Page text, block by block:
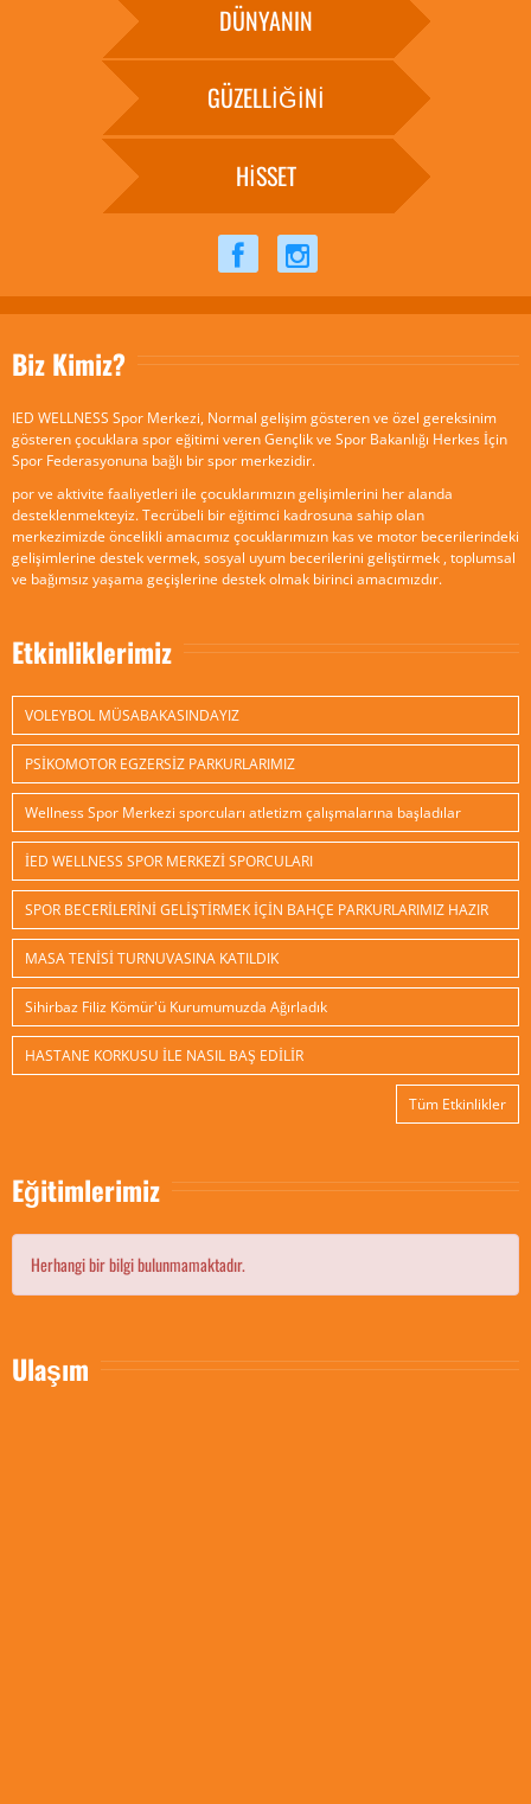
DÜNYANIN
GÜZELLİĞİNİ
HİSSET
Biz Kimiz?
IED WELLNESS Spor Merkezi, Normal gelişim gösteren ve özel gereksinim
gösteren çocuklara spor eğitimi veren Gençlik ve Spor Bakanlığı Herkes İçin
Spor Federasyonuna bağlı bir spor merkezidir.
por ve aktivite faaliyetleri ile çocuklarımızın gelişimlerini her alanda
desteklenmekteyiz. Tecrübeli bir eğitimci kadrosuna sahip olan
merkezimizde öncelikli amacımız çocuklarımızın kas ve motor becerilerindeki
gelişimlerine destek vermek, sosyal uyum becerilerini geliştirmek , toplumsal
ve bağımsız yaşama geçişlerine destek olmak birinci amacımızdır.
Etkinliklerimiz
VOLEYBOL MÜSABAKASINDAYIZ
PSİKOMOTOR EGZERSİZ PARKURLARIMIZ
Wellness Spor Merkezi sporcuları atletizm çalışmalarına başladılar
İED WELLNESS SPOR MERKEZİ SPORCULARI
SPOR BECERİLERİNİ GELİŞTİRMEK İÇİN BAHÇE PARKURLARIMIZ HAZIR
MASA TENİSİ TURNUVASINA KATILDIK
Sihirbaz Filiz Kömür'ü Kurumumuzda Ağırladık
HASTANE KORKUSU İLE NASIL BAŞ EDİLİR
Tüm Etkinlikler
Eğitimlerimiz
Herhangi bir bilgi bulunmamaktadır.
Ulaşım